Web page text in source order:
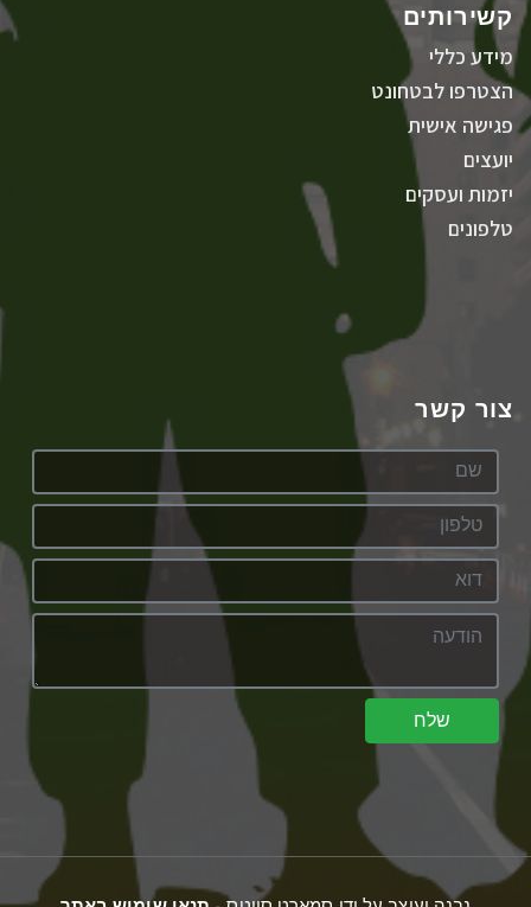
קשירותים
מידע כללי
הצטרפו לבטחונט
פגישה אישית
יועצים
יזמות ועסקים
טלפונים
צור קשר
שלח